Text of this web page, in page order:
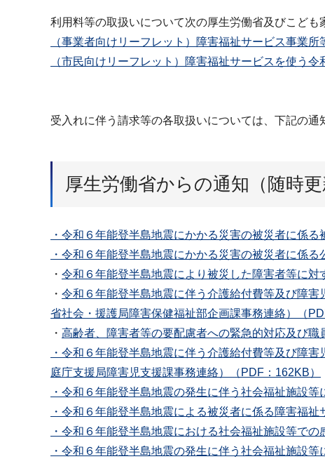
利用料等の取扱いについて次の厚生労働省及びこども
（事業者向けリーフレット）障害福祉サービス事業所
（市民向けリーフレット）障害福祉サービスを使う
受入れに伴う請求等の各取扱いについては、下記の通
厚生労働省からの通知（随時更
・令和６年能登半島地震にかかる災害の被災者に係
・令和６年能登半島地震にかかる災害の被災者に係
・ 令和６年能登半島地震により被災した障害者等に
・ 令和６年能登半島地震に伴う介護給付費等及び障
省社会・援護局障害保健福祉部企画課事務連絡）（
・ 高齢者、障害者等の要配慮者への緊急的対応及び
・令和６年能登半島地震に伴う介護給付費等及び障
庭庁支援局障害児支援課事務連絡）（PDF：162KB）
・令和６年能登半島地震の発生に伴う社会福祉施設
・令和６年能登半島地震による被災者に係る障害福
・令和６年能登半島地震における社会福祉施設等で
・令和６年能登半島地震の発生に伴う社会福祉施設